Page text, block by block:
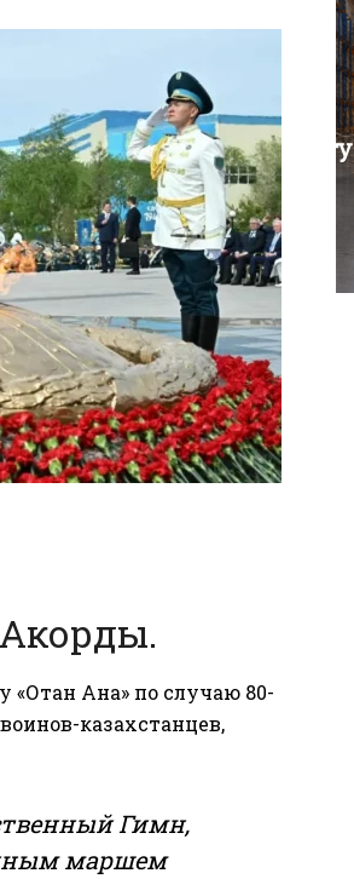
«Отан Ана» по случаю 80-
казахстанцев,
Гимн,
маршем
БИЗНЕС
Wildberries начал охоту
за складами в
Казахстане
29.07.2026